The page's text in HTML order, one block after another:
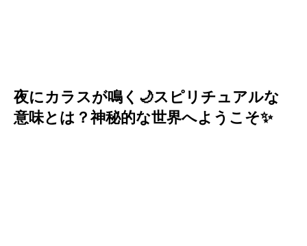
夜にカラスが鳴く🌙スピリチュアルな
意味とは？神秘的な世界へようこそ✨